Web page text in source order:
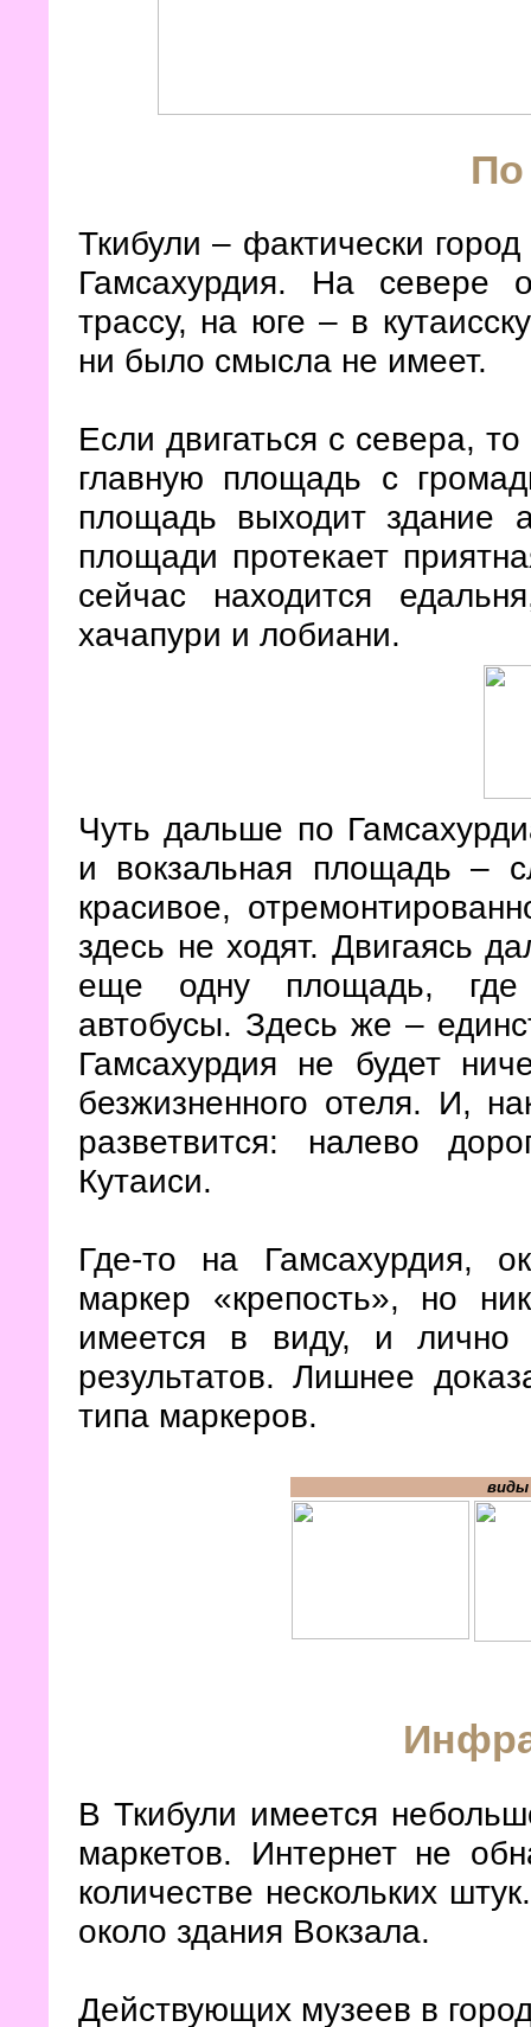
По
Ткибули – фактически
Гамсахурдия. На севере
трассу, на юге – в
ни было смысла не имеет.
Если двигаться с севера,
главную площадь с
площадь выходит здание
площади протекает
сейчас находится
хачапури и лобиани.
Чуть дальше по
и вокзальная площадь –
красивое,
здесь не ходят. Двигаясь
еще одну площадь, где
автобусы. Здесь же –
Гамсахурдия не будет
безжизненного отеля. И,
разветвится: налево
Кутаиси.
Где-то на Гамсахурдия,
маркер «крепость», но
имеется в виду, и лично
результатов. Лишнее
типа маркеров.
виды
В Ткибули имеется
маркетов. Интернет не
количестве нескольких
около здания Вокзала.
Действующих музеев в